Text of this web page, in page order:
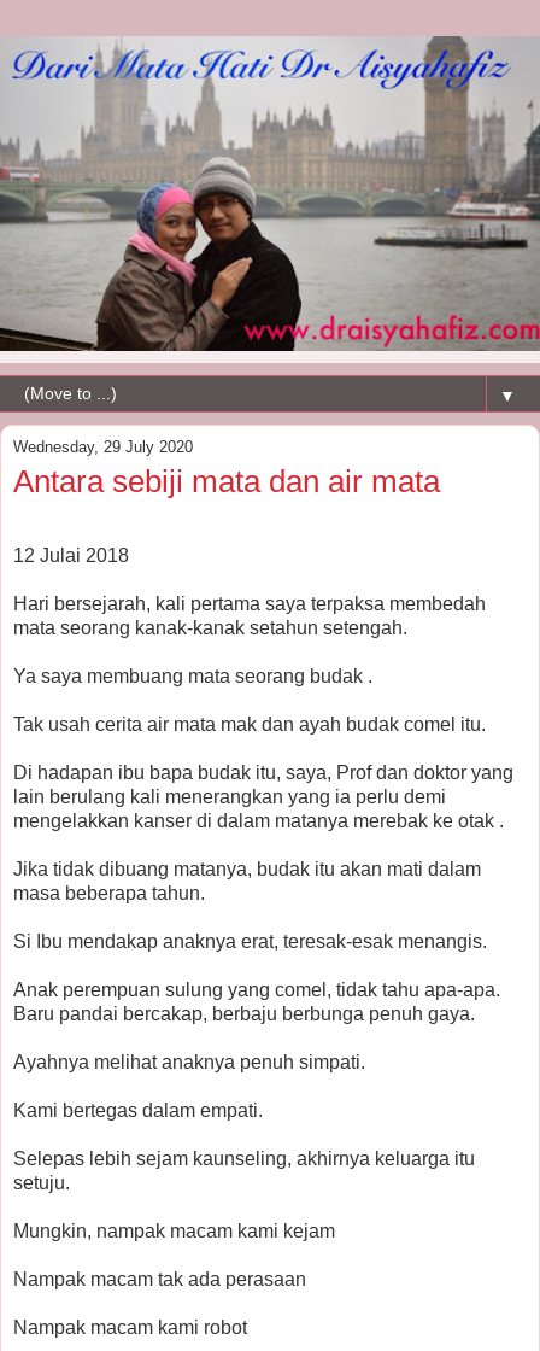
▼
Wednesday, 29 July 2020
Antara sebiji mata dan air mata
12 Julai 2018
Hari bersejarah, kali pertama saya terpaksa membedah
mata seorang kanak-kanak setahun setengah.
Ya saya membuang mata seorang budak .
Tak usah cerita air mata mak dan ayah budak comel itu.
Di hadapan ibu bapa budak itu, saya, Prof dan doktor yang
lain berulang kali menerangkan yang ia perlu demi
mengelakkan kanser di dalam matanya merebak ke otak .
Jika tidak dibuang matanya, budak itu akan mati dalam
masa beberapa tahun.
Si Ibu mendakap anaknya erat, teresak-esak menangis.
Anak perempuan sulung yang comel, tidak tahu apa-apa.
Baru pandai bercakap, berbaju berbunga penuh gaya.
Ayahnya melihat anaknya penuh simpati.
Kami bertegas dalam empati.
Selepas lebih sejam kaunseling, akhirnya keluarga itu
setuju.
Mungkin, nampak macam kami kejam
Nampak macam tak ada perasaan
Nampak macam kami robot